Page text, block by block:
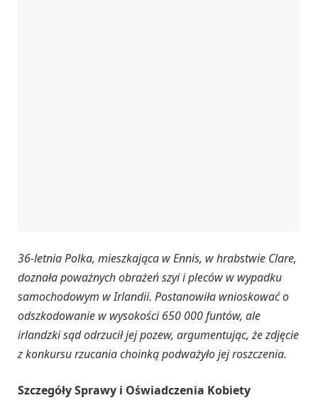
36-letnia Polka, mieszkająca w Ennis, w hrabstwie Clare,
doznała poważnych obrażeń szyi i pleców w wypadku
samochodowym w Irlandii. Postanowiła wnioskować o
odszkodowanie w wysokości 650 000 funtów, ale
irlandzki sąd odrzucił jej pozew, argumentując, że zdjęcie
z konkursu rzucania choinką podważyło jej roszczenia.
Szczegóły Sprawy i Oświadczenia Kobiety